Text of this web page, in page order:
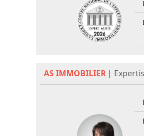
AS IMMOBILIER |